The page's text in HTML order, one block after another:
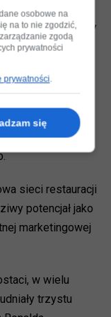
martwienia się
Najdłuższy
Ronald
ekranach
czasie stał się
wśród
sieci restauracji
potencjał jako
marketingowej
w wielu
trzystu
osobowe na
na to nie zgodzić,
zgodą
prywatności
prywatności.
się